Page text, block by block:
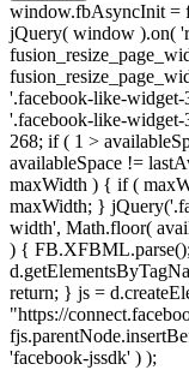
window.fbAsyncInit =
jQuery( window ).on(
'.facebook-like-
'.facebook-like-
268; if ( 1 >
availableSpace !=
maxWidth ) { if (
maxWidth; }
width', Math.floor(
) {
return; } js =
"https://
'facebook-jssdk' ) );